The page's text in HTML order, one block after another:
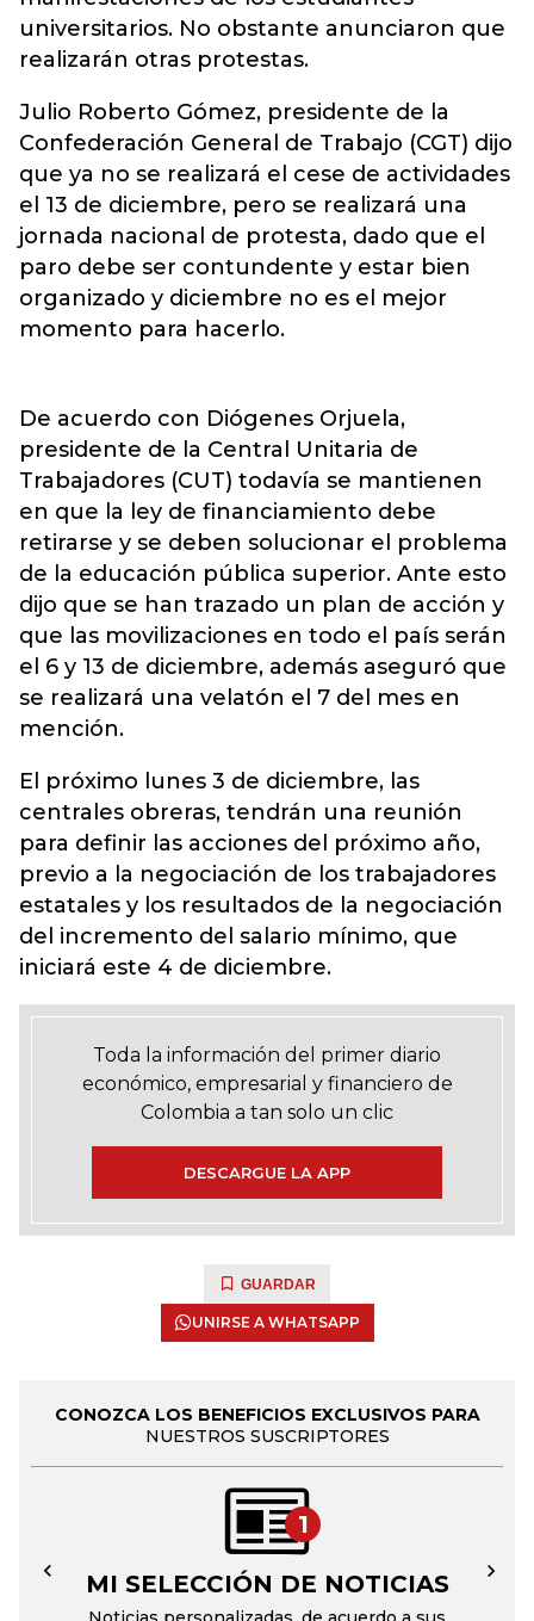
universitarios. No obstante anunciaron que
realizarán otras protestas.
Julio Roberto Gómez, presidente de la
Confederación General de Trabajo (CGT) dijo
que ya no se realizará el cese de actividades
el 13 de diciembre, pero se realizará una
jornada nacional de protesta, dado que el
paro debe ser contundente y estar bien
organizado y diciembre no es el mejor
momento para hacerlo.
De acuerdo con Diógenes Orjuela,
presidente de la Central Unitaria de
Trabajadores (CUT) todavía se mantienen
en que la ley de financiamiento debe
retirarse y se deben solucionar el problema
de la educación pública superior. Ante esto
dijo que se han trazado un plan de acción y
que las movilizaciones en todo el país serán
el 6 y 13 de diciembre, además aseguró que
se realizará una velatón el 7 del mes en
mención.
El próximo lunes 3 de diciembre, las
centrales obreras, tendrán una reunión
para definir las acciones del próximo año,
previo a la negociación de los trabajadores
estatales y los resultados de la negociación
del incremento del salario mínimo, que
iniciará este 4 de diciembre.
Toda la información del primer diario
económico, empresarial y financiero de
Colombia a tan solo un clic
DESCARGUE LA APP
GUARDAR
UNIRSE A WHATSAPP
CONOZCA LOS BENEFICIOS EXCLUSIVOS PARA
NUESTROS SUSCRIPTORES
1
MI SELECCIÓN DE NOTICIAS
← →